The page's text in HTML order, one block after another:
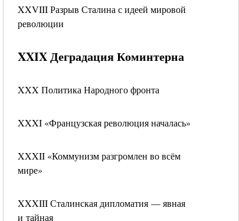
XXVIII Разрыв Сталина с идеей мировой
революции
XXIX Деградация Коминтерна
XXX Политика Народного фронта
XXXI «Французская революция началась»
XXXII «Коммунизм разгромлен во всём
мире»
XXXIII Сталинская дипломатия — явная
и тайная